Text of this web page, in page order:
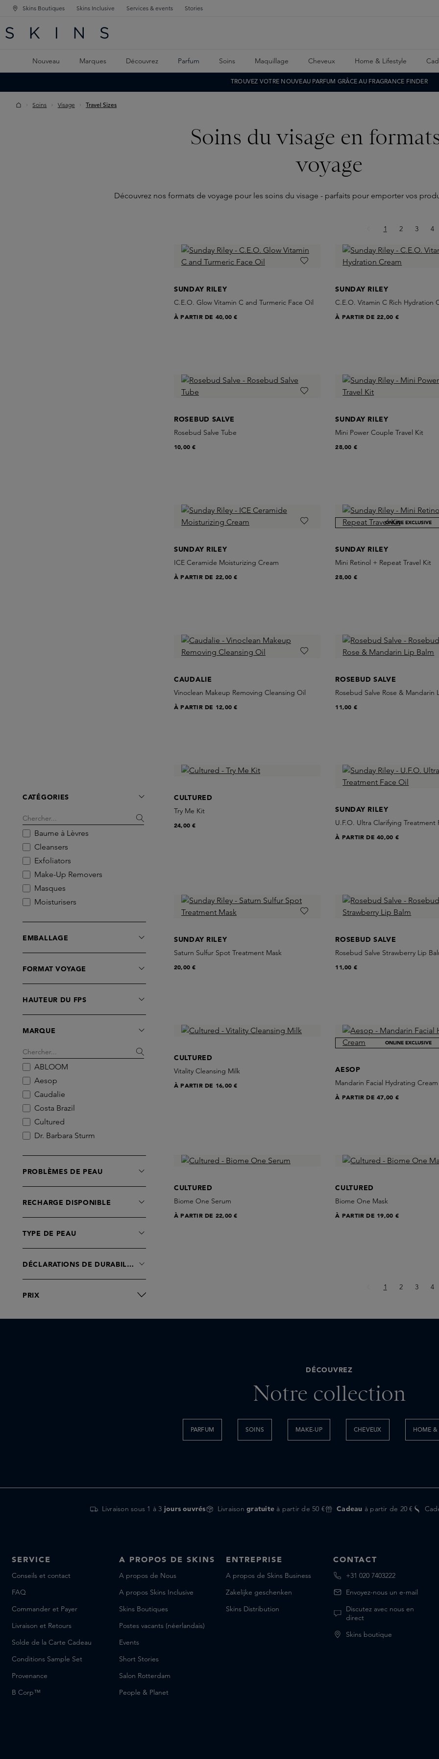
PRINCIPALE
CONTENU PRINCIPAL
Skins Boutiques Skins Inclusive Services & events Stories
Nouveau Marques Découvrez Parfum Soins Maquillage Cheveux Home & Lifestyle
TROUVEZ VOTRE NOUVEAU PARFUM GRÂCE AU FRAGRANCE FINDER
Soins Visage Travel Sizes
Soins du visage en
voyage
Découvrez nos formats de voyage pour les soins du visage - parfaits pour emporter vos
CATÉGORIES
Baume à Lèvres
Cleansers
Exfoliators
Make-Up Removers
Masques
Moisturisers
Soins des Yeux
Tonifiants
Treatments
EMBALLAGE
FORMAT VOYAGE
HAUTEUR DU FPS
MARQUE
ABLOOM
Aesop
Caudalie
Costa Brazil
Cultured
Dr. Barbara Sturm
GEZEITEN
Huygens
Irene Forte
Kat Burki
Omorovicza
PROBLÈMES DE PEAU
RECHARGE DISPONIBLE
TYPE DE PEAU
DÉCLARATIONS DE DURABILITÉ
PRIX
Page
1 Page
2 Page
3 4
SUNDAY RILEY
C.E.O. Glow Vitamin C and Turmeric Face Oil
À PARTIR DE 40,00 €
SUNDAY RILEY
C.E.O. Vitamin C Rich Hydration
À PARTIR DE22,00 €
ROSEBUD SALVE
Rosebud Salve Tube
10,00 €
SUNDAY RILEY
Mini Power Couple Travel Kit
28,00 €
SUNDAY RILEY
ICE Ceramide Moisturizing Cream
À PARTIR DE 22,00 €
ONLINE EXCLUSIVE
SUNDAY RILEY
Mini Retinol + Repeat Travel Kit
28,00 €
CAUDALIE
Vinoclean Makeup Removing Cleansing Oil
À PARTIR DE 12,00 €
ROSEBUD SALVE
Rosebud Salve Rose & Mandarin
11,00 €
CULTURED
Try Me Kit
24,00 €
SUNDAY RILEY
U.F.O. Ultra Clarifying Treatment
À PARTIR DE40,00 €
SUNDAY RILEY
Saturn Sulfur Spot Treatment Mask
20,00 €
ROSEBUD SALVE
Rosebud Salve Strawberry Lip
11,00 €
CULTURED
Vitality Cleansing Milk
À PARTIR DE 16,00 €
ONLINE EXCLUSIVE
AESOP
Mandarin Facial Hydrating Cream
À PARTIR DE47,00 €
CULTURED
Biome One Serum
À PARTIR DE 22,00 €
CULTURED
Biome One Mask
À PARTIR DE 19,00 €
Page
1 Page
2 Page
3 4
DÉCOUVREZ
Notre collection
PARFUM SOINS MAKE-UP CHEVEUX HOME &
Livraison sous 1 à 3 jours ouvrés Livraisongratuite à partir de 50 € Cadeau à partir de 20 €
SERVICE
Conseils et contact
FAQ
Commander et Payer
Livraison et Retours
Solde de la Carte Cadeau
Conditions Sample Set
Provenance
B Corp™
A PROPOS DE SKINS
A propos de Nous
A propos Skins Inclusive
Skins Boutiques
Postes vacants (néerlandais)
Events
Short Stories
Salon Rotterdam
People & Planet
ENTREPRISE
A propos de Skins Business
Zakelijke geschenken
Skins Distribution
CONTACT
+31 020 7403222
Envoyez-nous un e-mail
Discutez avec nous en
direct
Skins boutique